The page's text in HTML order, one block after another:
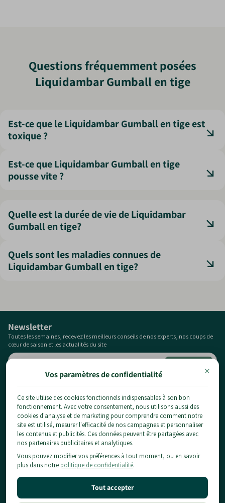
Questions fréquemment posées
Liquidambar Gumball en tige
Est-ce que le Liquidambar Gumball en tige est
toxique ?
peuvent être gênants au sol.
Est-ce que Liquidambar Gumball en tige
pousse vite ?
facilement dans les petits jardins.
Quelle est la durée de vie de Liquidambar
Gumball en tige?
avec de bonnes conditions de culture.
Quels sont les maladies connues de
Liquidambar Gumball en tige?
Newsletter
Toutes les semaines, recevez les meilleurs conseils de nos experts, nos coups de
cœur de saison et les actualités du site
1 chemin du pont de la planche,
77124 Chauconin-Neufmontiers
01 84 80 65 86
contact@planteidf.fr
À propos
Livraison
Mentions Légales & Confidentialité
Les plantes
Arbustes
Informations pratiques
×
Vos paramètres de confidentialité
Ce site utilise des cookies fonctionnels indispensables à son bon
fonctionnement. Avec votre consentement, nous utilisons aussi des
cookies d'analyse et de marketing pour comprendre comment notre
site est utilisé, mesurer l'efficacité de nos campagnes et personnaliser
les contenus et publicités. Ces données peuvent être partagées avec
nos partenaires publicitaires et analytiques.
Vous pouvez modifier vos préférences à tout moment, ou en savoir
plus dans notre politique de confidentialité.
Tout accepter